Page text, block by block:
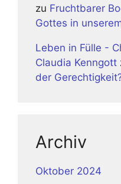
zu Fruchtbarer
Gottes in
Leben in Fülle -
Claudia Kenngott
der
Archiv
Oktober 2024